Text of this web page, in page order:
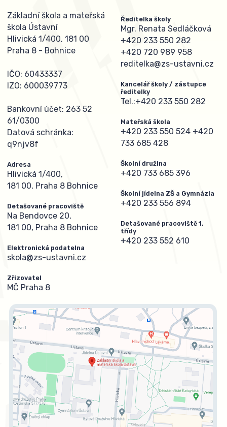
Základní škola a mateřská
škola Ústavní
Hlivická 1/400, 181 00
Praha 8 - Bohnice
IČO: 60433337
IZO: 600039773
Bankovní účet: 263 52
61/0300
Datová schránka:
q9njv8f
Adresa
Hlivická 1/400,
181 00, Praha 8 Bohnice
Detašované pracoviště
Na Bendovce 20,
181 00, Praha 8 Bohnice
Elektronická podatelna
skola@zs-ustavni.cz
Zřizovatel
MČ Praha 8
Ředitelka školy
Mgr. Renata Sedláčková
+420 233 550 282
+420 720 989 958
reditelka@zs-ustavni.cz
Kancelář školy / zástupce
ředitelky
Tel.:+420 233 550 282
Mateřská škola
+420 233 550 524 +420
733 685 428
Školní družina
+420 733 685 396
Školní jídelna ZŠ a Gymnázia
+420 233 556 894
Detašované pracoviště 1.
třídy
+420 233 552 610